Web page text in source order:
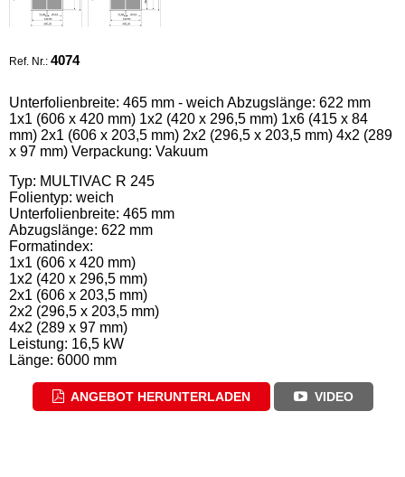
Ref. Nr.: 4074
Unterfolienbreite: 465 mm - weich Abzugslänge: 622 mm
1x1 (606 x 420 mm) 1х2 (420 x 296,5 mm) 1х6 (415 x 84
mm) 2х1 (606 x 203,5 mm) 2х2 (296,5 x 203,5 mm) 4х2 (289
x 97 mm) Verpackung: Vakuum
Typ: MULTIVAC R 245
Folientyp: weich
Unterfolienbreite: 465 mm
Abzugslänge: 622 mm
Formatindex:
1x1 (606 x 420 mm)
1х2 (420 x 296,5 mm)
2х1 (606 x 203,5 mm)
2х2 (296,5 x 203,5 mm)
4х2 (289 x 97 mm)
Leistung: 16,5 kW
Länge: 6000 mm
ANGEBOT HERUNTERLADEN VIDEO